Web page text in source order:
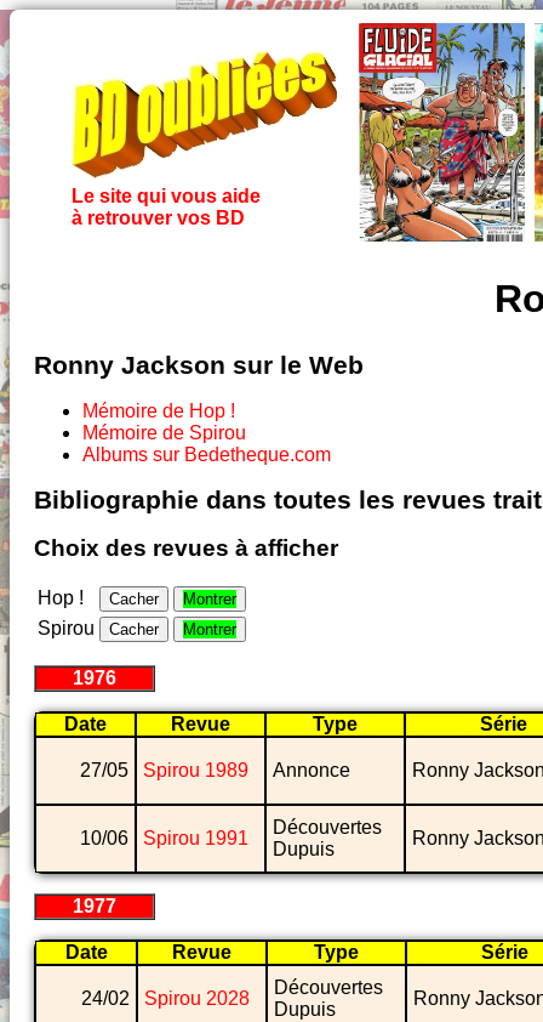
Le site qui vous aide
à retrouver vos BD
Ronny Jackson sur le Web
Mémoire de Hop !
Mémoire de Spirou
Albums sur Bedetheque.com
Bibliographie dans toutes les revues
Choix des revues à afficher
Hop ! Cacher Montrer
Spirou Cacher Montrer
1976
Date Revue Type Série
27/05 Spirou 1989 Annonce Ronny
10/06 Spirou 1991
Découvertes
Dupuis
Ronny
1977
Date Revue Type Série
24/02 Spirou 2028
Découvertes
Dupuis
Ronny